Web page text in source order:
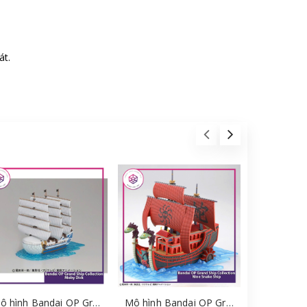
Mô hình Bandai OP Grand Ship Collection Moby Dick [GDB] [MKB] Mô hình Bandai OP Grand Ship Collection Nine Snake Ship [GBD] [MKB]